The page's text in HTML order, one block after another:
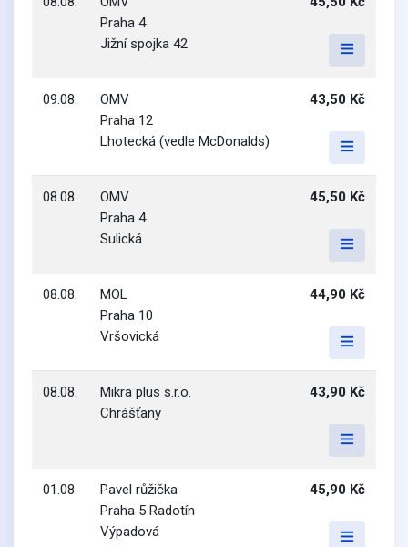
Praha 4
Jižní spojka 42
09.08.
OMV
Praha 12
Lhotecká (vedle McDonalds)
43,50 Kč
08.08.
OMV
Praha 4
Sulická
45,50 Kč
08.08.
MOL
Praha 10
Vršovická
44,90 Kč
08.08.
Mikra plus s.r.o.
Chrášťany
43,90 Kč
01.08.
Pavel růžička
Praha 5 Radotín
Výpadová
45,90 Kč